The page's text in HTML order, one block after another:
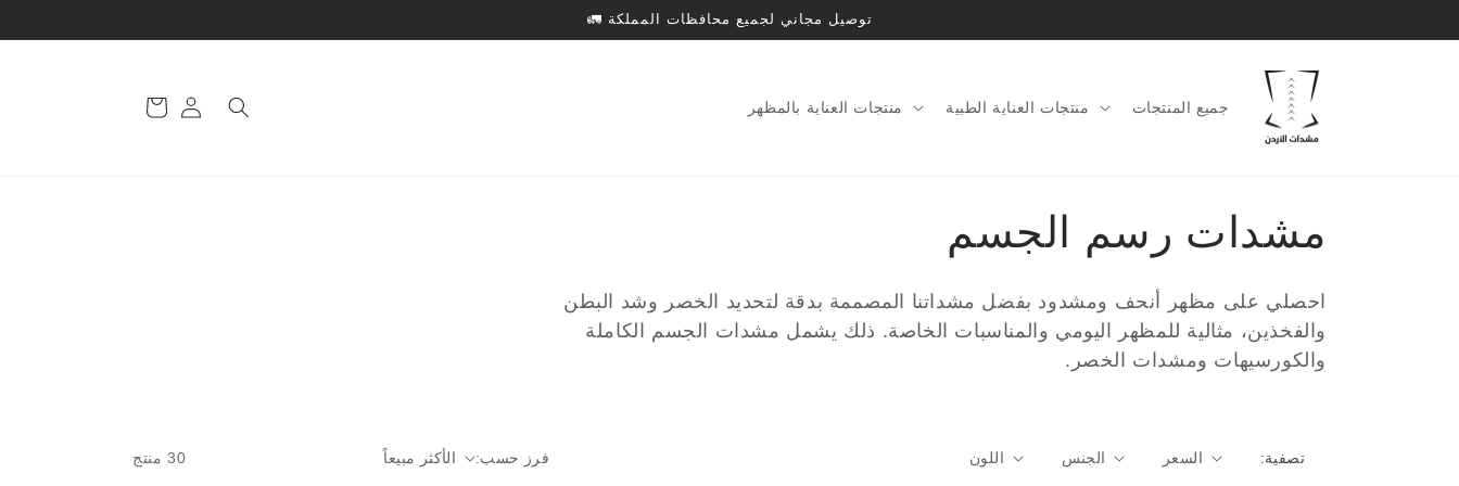
المحتوى
توصيل مجاني لجميع محافظات المملكة 🚛
جميع المنتجات منتجات العناية الطبية منتجات العناية بالمظهر
تسجيل
الدخولالتسوق
ا
ل
م
م
مشدات رسم الجسم
احصلي على مظهر أنحف ومشدود بفضل مشداتنا المصممة بدقة لتحديد الخصر وشد البطن
والفخذين، مثالية للمظهر اليومي والمناسبات الخاصة. ذلك يشمل مشدات الجسم الكاملة
والكورسيهات ومشدات الخصر.
تصفية: السعر الجنس اللون فرز حسب: 30 منتج